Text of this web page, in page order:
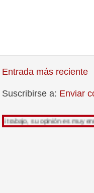
Entrada más reciente
Suscribirse a: Enviar
es muy enriquecedora